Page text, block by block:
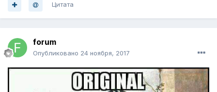
Цитата
forum
Опубликовано 24 ноября, 2017